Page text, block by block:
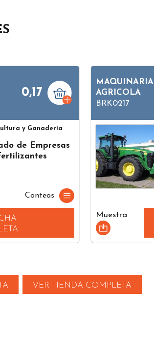
0,17
y Ganaderia
de Empresas
Conteos
MAQUINARIA
AGRICOLA
BRK0217
Muestra
VER TIENDA COMPLETA